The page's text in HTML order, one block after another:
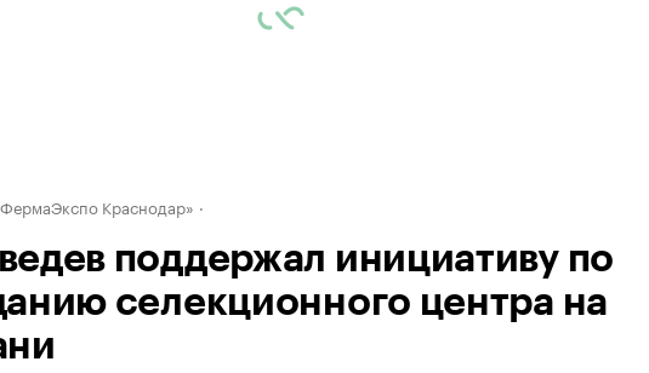
Краснодар»
поддержал инициативу по
селекционного центра на